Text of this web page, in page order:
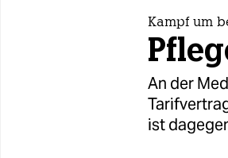
Kampf um
An der
ist